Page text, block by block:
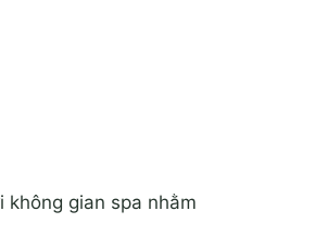
không gian spa nhằm